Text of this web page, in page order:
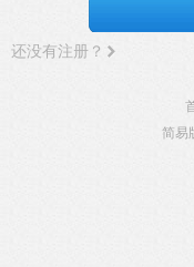
还没有注册？
简易